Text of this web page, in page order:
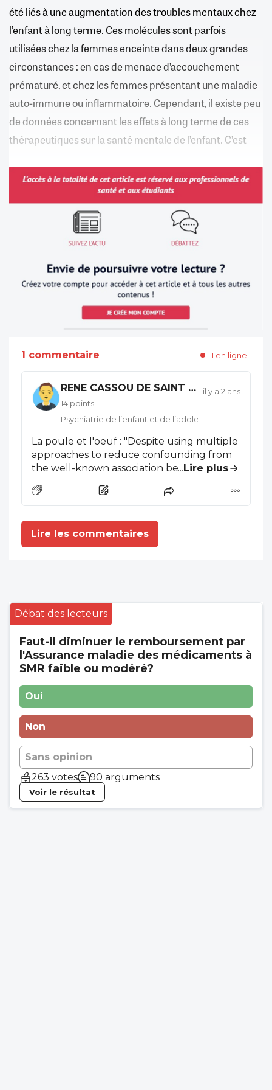
été liés à une augmentation des troubles mentaux chez
l’enfant à long terme. Ces molécules sont parfois
utilisées chez la femmes enceinte dans deux grandes
circonstances : en cas de menace d’accouchement
prématuré, et chez les femmes présentant une maladie
auto-immune ou inflammatoire. Cependant, il existe peu
de données concernant les effets à long terme de ces
thérapeutiques sur la santé mentale de l’enfant. C’est
1 commentaire 1 en ligne
RENE CASSOU DE SAINT MATHURIN
14 points
Psychiatrie de l’enfant et de l’adolescent
il y a 2 ans
La poule et l'oeuf : "Despite using multiple
approaches to reduce confounding from
the well-known association between
disorders and preterm
birth,24,27,28&nbsp;this bias cannot be
ruled out" . Ce ne sont pas les
glucocorticoïdes chez la femme enceinte,
mais les glucocorticoïdes chez la femme
tout à fait la même chose.
... Lire plus
Lire les commentaires
Débat des lecteurs
Faut-il diminuer le remboursement par
l'Assurance maladie des médicaments à
SMR faible ou modéré?
Oui
Non
Sans opinion
263 votes
90 arguments
Voir le résultat